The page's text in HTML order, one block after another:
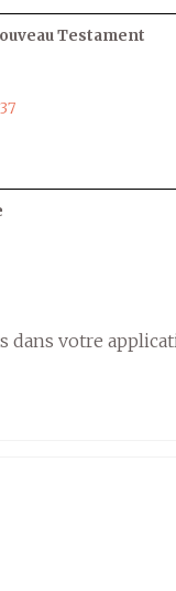
Testament
dans votre